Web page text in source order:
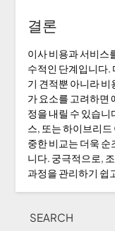
결론
이사 비용과 서비스
수적인 단계입니다.
기 견적뿐 아니라
가 요소를 고려하면
정을 내릴 수 있습니
스, 또는 하이브리드
중한 비교는 더욱
니다. 궁극적으로,
과정을 관리하기 쉽
SEARCH